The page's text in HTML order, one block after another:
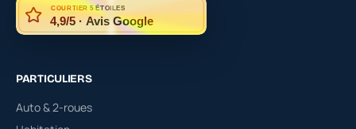
COURTIER 5 ÉTOILES
4,9/5 · Avis Google
PARTICULIERS
Auto & 2-roues